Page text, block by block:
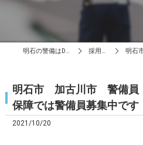
明石の警備はD＆M警備保障 採用ブログ 明石市
明石市 加古川市 警備
保障では警備員募集中です
2021/10/20